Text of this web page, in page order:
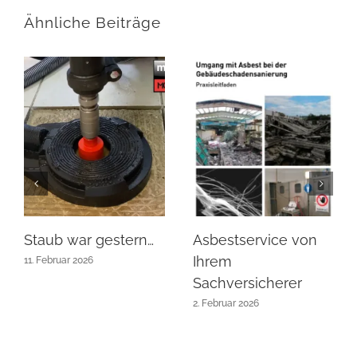
Ähnliche Beiträge
Staub war gestern…
11. Februar 2026
Asbestservice von
Ihrem
Sachversicherer
2. Februar 2026